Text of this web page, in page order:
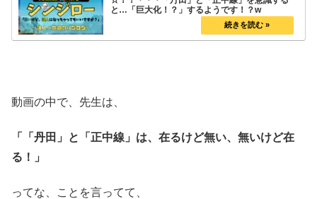
と…「巨大化！？」するようです！？w
動画の中で、先生は、
「「丹田」と「正中線」は、在るけど無い、無いけど在
る！」
ってな、ことを言ってて、